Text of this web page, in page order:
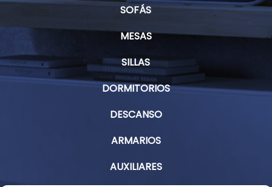
SOFÁS
MESAS
SILLAS
DORMITORIOS
DESCANSO
ARMARIOS
AUXILIARES